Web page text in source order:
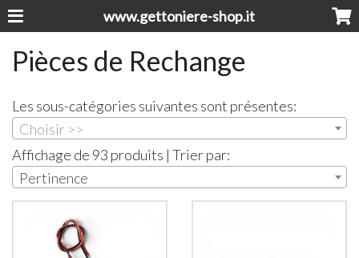
www.gettoniere-shop.it
Pièces de Rechange
Les sous-catégories suivantes sont présentes:
Choisir >>
Affichage de 93 produits | Trier par:
Pertinence